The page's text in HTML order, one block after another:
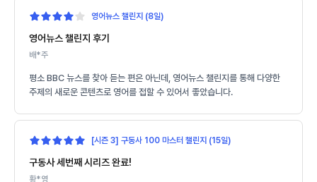
영어뉴스 챌린지 (8일)
영어뉴스 챌린지 후기
배*주
평소 BBC 뉴스를 찾아 듣는 편은 아닌데, 영어뉴스 챌린지를 통해 다양한
주제의 새로운 콘텐츠로 영어를 접할 수 있어서 좋았습니다.
[시즌 3] 구동사 100 마스터 챌린지 (15일)
구동사 세번째 시리즈 완료!
황*영